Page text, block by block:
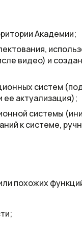
Академии;
видео) и
систем
актуализация);
системы
к системе,
похожих